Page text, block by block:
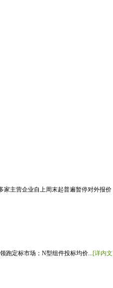
主营企业自上周末起普遍暂停对外报价
跑定标市场；N型组件投标均价... [详内